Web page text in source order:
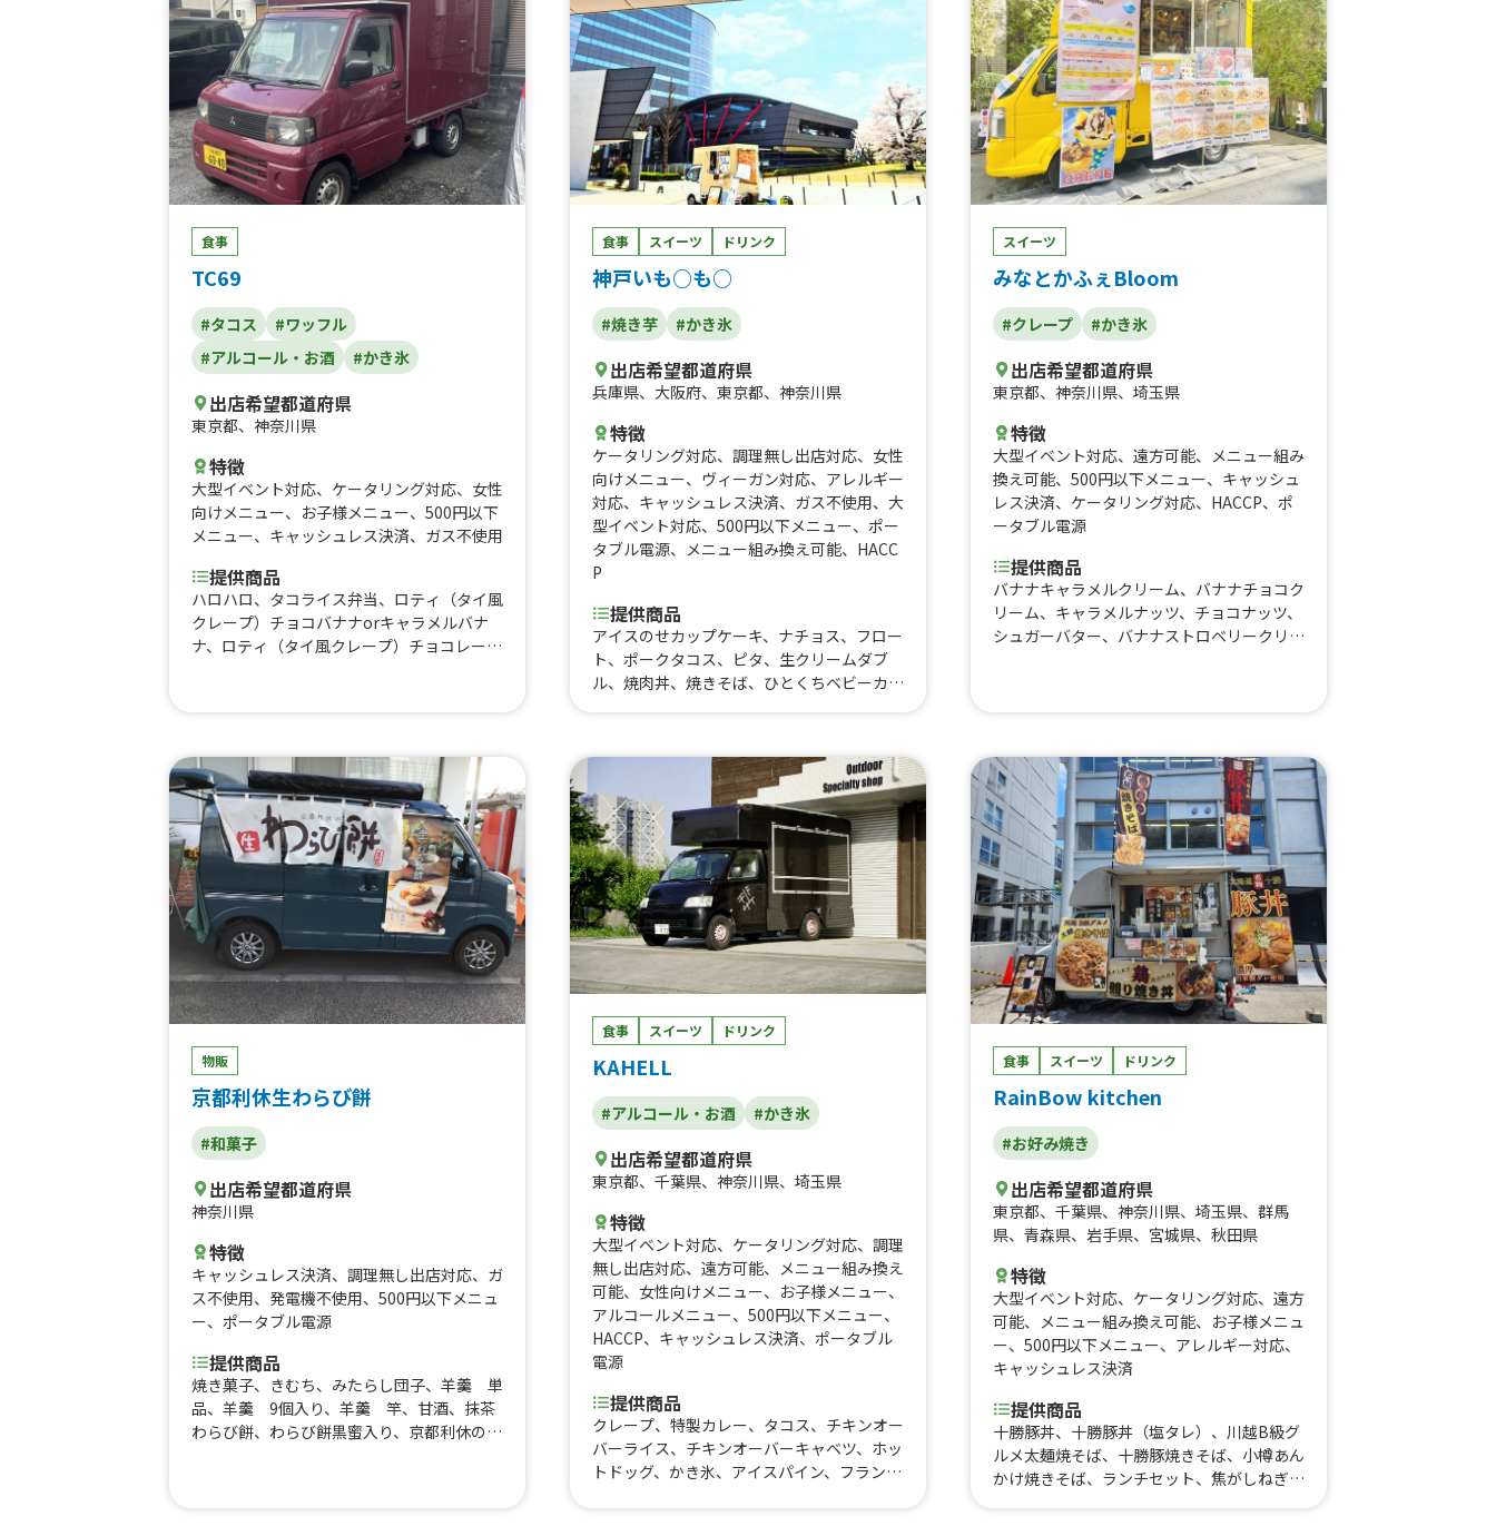
食事
TC69
#タコス
#ワッフル
#アルコール・お酒
#かき氷
出店希望都道府県
東京都、 神奈川県
特徴
大型イベント対応、 ケータリング対応、 女性
向けメニュー、 お子様メニュー、 500円以下
メニュー、 キャッシュレス決済、 ガス不使用
提供商品
ハロハロ、タコライス弁当、ロティ（タイ風
クレープ）チョコバナナorキャラメルバナ
ナ、ロティ（タイ風クレープ）チョコレート
ル、ワッフル チョコレート、タピオカキャ
ラメル、タピオカチョコ、生フルーツジュー
ス、ジンジャエール、いちごレアチーズドリ
ンク、スパムおにぎり、飲むチーズケーキ、
ホットコーヒー、アイスコーヒー、アイスチ
ョコレート、ホットチョコレート、ホットワ
イン、コーンスープ、オリオンビール、ドリ
ロコス、レモネード、レモンスカッシュ、タ
ピオカミルクティー、レモンサワー、ハイボ
ール、フランクフルト、かき氷、タコス、サ
ルサタコライス、温玉タコライス、サワーク
リームタコライス、アボカドタコライス、ト
ルティーヤタコライス、チーズタコライス、
タコライス
食事 スイーツ ドリンク
神戸いも○も○
#焼き芋 #かき氷
出店希望都道府県
兵庫県、 大阪府、 東京都、 神奈川県
特徴
ケータリング対応、 調理無し出店対応、 女性
向けメニュー、 ヴィーガン対応、 アレルギー
対応、 キャッシュレス決済、 ガス不使用、 大
型イベント対応、 500円以下メニュー、 ポー
タブル電源、 メニュー組み換え可能、 HACC
P
提供商品
アイスのせカップケーキ、ナチョス、フロー
ト、ポークタコス、ピタ、生クリームダブ
ル、焼肉丼、焼きそば、ひとくちベビーカス
ー、コーヒーフロート、おいものクリームブ
リュレ、おいもの2色だんご、おいもブリュ
レ、ジュース、黒蜜きなこボール、かき氷、
冷やし芋、焼き芋
スイーツ
みなとかふぇBloom
#クレープ #かき氷
出店希望都道府県
東京都、 神奈川県、 埼玉県
特徴
大型イベント対応、 遠方可能、 メニュー組み
換え可能、 500円以下メニュー、 キャッシュ
レス決済、 ケータリング対応、 HACCP、 ポ
ータブル電源
提供商品
バナナキャラメルクリーム、バナナチョコク
リーム、キャラメルナッツ、チョコナッツ、
シュガーバター、バナナストロベリークリー
ョコクリーム(買取)、クレープ(10月〜)、バ
ナナキャラメルクリームクレープ、バナナチ
ョコクリームクレープ、ブラウニーチョコク
リームクレープ、クレープ(5/1〜)、かき氷
(シェイブアイス)
物販
京都利休生わらび餅
#和菓子
出店希望都道府県
神奈川県
特徴
キャッシュレス決済、 調理無し出店対応、 ガ
ス不使用、 発電機不使用、 500円以下メニュ
ー、 ポータブル電源
提供商品
焼き菓子、きむち、みたらし団子、羊羹 単
品、羊羹 9個入り、羊羹 竿、甘酒、抹茶
わらび餅、わらび餅黒蜜入り、京都利休の生
食事 スイーツ ドリンク
KAHELL
#アルコール・お酒 #かき氷
出店希望都道府県
東京都、 千葉県、 神奈川県、 埼玉県
特徴
大型イベント対応、 ケータリング対応、 調理
無し出店対応、 遠方可能、 メニュー組み換え
可能、 女性向けメニュー、 お子様メニュー、
アルコールメニュー、 500円以下メニュー、
HACCP、 キャッシュレス決済、 ポータブル
電源
提供商品
クレープ、特製カレー、タコス、チキンオー
バーライス、チキンオーバーキャベツ、ホッ
トドッグ、かき氷、アイスパイン、フランク
食事 スイーツ ドリンク
RainBow kitchen
#お好み焼き
出店希望都道府県
東京都、 千葉県、 神奈川県、 埼玉県、 群馬
県、 青森県、 岩手県、 宮城県、 秋田県
特徴
大型イベント対応、 ケータリング対応、 遠方
可能、 メニュー組み換え可能、 お子様メニュ
ー、 500円以下メニュー、 アレルギー対応、
キャッシュレス決済
提供商品
十勝豚丼、十勝豚丼（塩タレ）、川越B級グ
ルメ太麺焼そば、十勝豚焼きそば、小樽あん
かけ焼きそば、ランチセット、焦がしねぎ鶏